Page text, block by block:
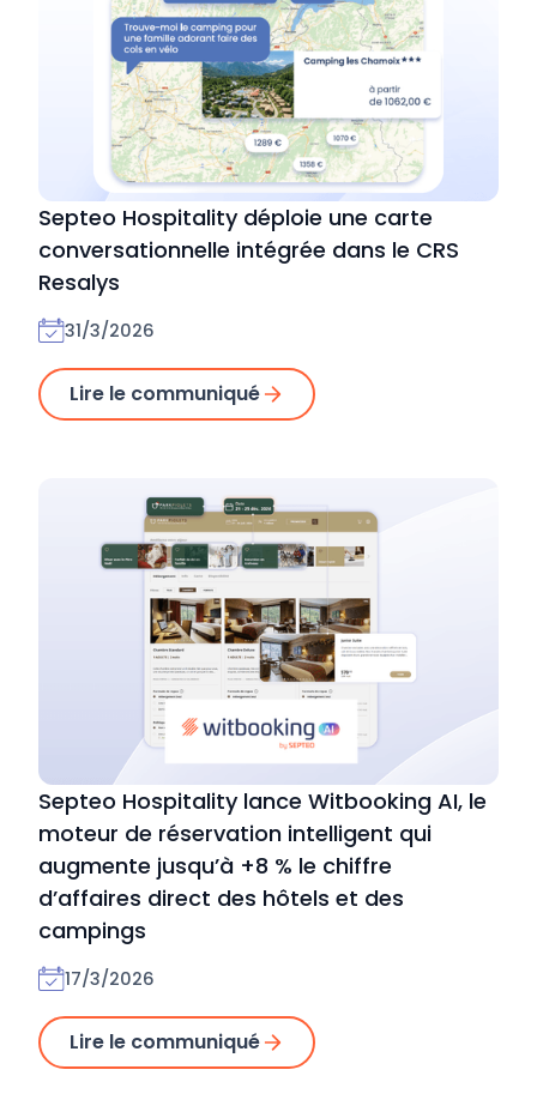
Septeo Hospitality déploie une carte
conversationnelle intégrée dans le CRS
Resalys
31/3/2026
Lire le communiqué
Septeo Hospitality lance Witbooking AI, le
moteur de réservation intelligent qui
augmente jusqu’à +8 % le chiffre
d’affaires direct des hôtels et des
campings
17/3/2026
Lire le communiqué